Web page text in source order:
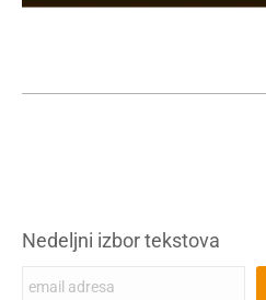
Nedeljni izbor tekstova